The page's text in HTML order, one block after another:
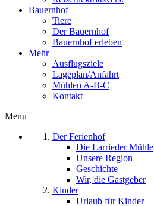
Bauernhof
Tiere
Der Bauernhof
Bauernhof erleben
Mehr
Ausflugsziele
Lageplan/Anfahrt
Mühlen A-B-C
Kontakt
Menu
Der Ferienhof
Die Larrieder Mühle
Unsere Region
Geschichte
Wir, die Gastgeber
Kinder
Urlaub für Kinder